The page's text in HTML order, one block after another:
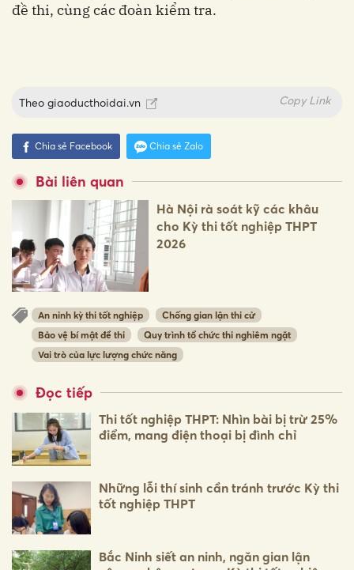
đề thi, cùng các đoàn kiểm tra.
Theo giaoducthoidai.vn Copy Link
Chia sẻ Facebook Chia sẻ Zalo
Bài liên quan
Hà Nội rà soát kỹ các khâu
cho Kỳ thi tốt nghiệp THPT
2026
An ninh kỳ thi tốt nghiệp
Chống gian lận thi cử
Bảo vệ bí mật đề thi
Quy trình tổ chức thi nghiêm ngặt
Vai trò của lực lượng chức năng
Đọc tiếp
Thi tốt nghiệp THPT: Nhìn bài bị trừ 25%
điểm, mang điện thoại bị đình chỉ
Những lỗi thí sinh cần tránh trước Kỳ thi
tốt nghiệp THPT
Bắc Ninh siết an ninh, ngăn gian lận